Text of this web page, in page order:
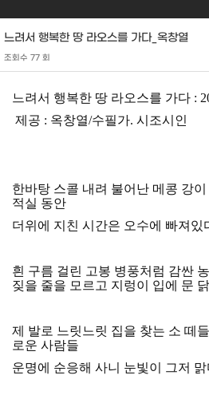
느려서 행복한 땅 라오스를 가다_옥창열
조회수 77 회
느려서 행복한 땅 라오스를 가다 :
제공 : 옥창열/수필가. 시조시인
한바탕 스콜 내려 불어난 메콩 강
적실 동안
더위에 지친 시간은 오수에 빠져있
흰 구름 걸린 고봉 병풍처럼 감싼
짖을 줄을 모르고 지렁이 입에 문
제 발로 느릿느릿 집을 찾는 소 떼
로운 사람들
운명에 순응해 사니 눈빛이 그저 맑